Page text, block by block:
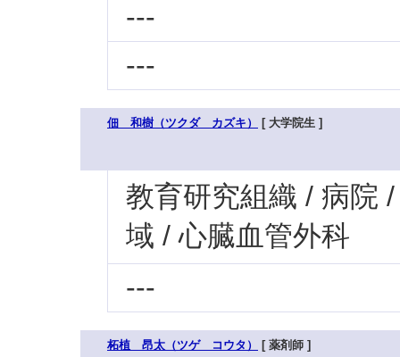
---
---
佃 和樹（ツクダ カズキ） [ 大学院生 ]
教育研究組織 / 病院
域 / 心臓血管外科
---
柘植 昂太（ツゲ コウタ） [ 薬剤師 ]